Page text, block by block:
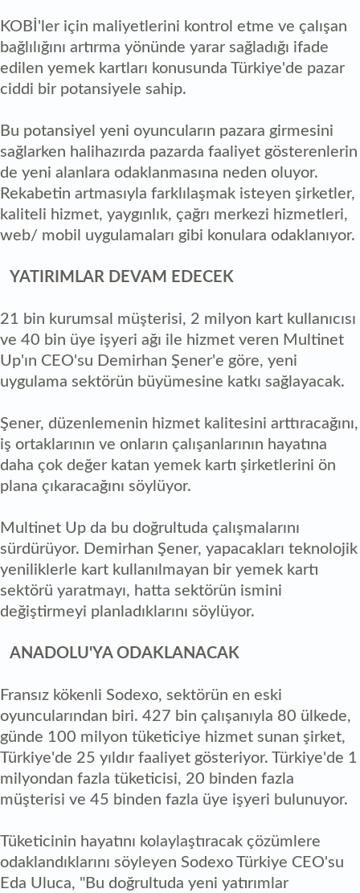
KOBİ'ler için maliyetlerini kontrol etme ve çalışan
bağlılığını artırma yönünde yarar sağladığı ifade
edilen yemek kartları konusunda Türkiye'de pazar
ciddi bir potansiyele sahip.
Bu potansiyel yeni oyuncuların pazara girmesini
sağlarken halihazırda pazarda faaliyet gösterenlerin
de yeni alanlara odaklanmasına neden oluyor.
Rekabetin artmasıyla farklılaşmak isteyen şirketler,
kaliteli hizmet, yaygınlık, çağrı merkezi hizmetleri,
web/ mobil uygulamaları gibi konulara odaklanıyor.
YATIRIMLAR DEVAM EDECEK
21 bin kurumsal müşterisi, 2 milyon kart kullanıcısı
ve 40 bin üye işyeri ağı ile hizmet veren Multinet
Up'ın CEO'su Demirhan Şener'e göre, yeni
uygulama sektörün büyümesine katkı sağlayacak.
Şener, düzenlemenin hizmet kalitesini arttıracağını,
iş ortaklarının ve onların çalışanlarının hayatına
daha çok değer katan yemek kartı şirketlerini ön
plana çıkaracağını söylüyor.
Multinet Up da bu doğrultuda çalışmalarını
sürdürüyor. Demirhan Şener, yapacakları teknolojik
yeniliklerle kart kullanılmayan bir yemek kartı
sektörü yaratmayı, hatta sektörün ismini
değiştirmeyi planladıklarını söylüyor.
ANADOLU'YA ODAKLANACAK
Fransız kökenli Sodexo, sektörün en eski
oyuncularından biri. 427 bin çalışanıyla 80 ülkede,
günde 100 milyon tüketiciye hizmet sunan şirket,
Türkiye'de 25 yıldır faaliyet gösteriyor. Türkiye'de 1
milyondan fazla tüketicisi, 20 binden fazla
müşterisi ve 45 binden fazla üye işyeri bulunuyor.
Tüketicinin hayatını kolaylaştıracak çözümlere
odaklandıklarını söyleyen Sodexo Türkiye CEO'su
Eda Uluca, "Bu doğrultuda yeni yatırımlar